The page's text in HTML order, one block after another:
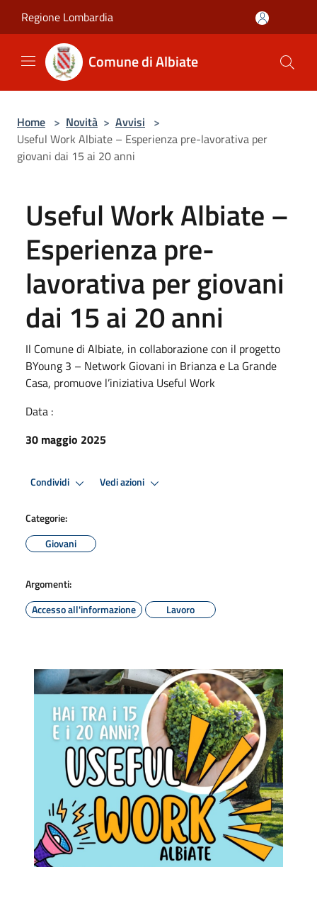
Regione Lombardia
Comune di Albiate
Home > Novità > Avvisi >
Useful Work Albiate – Esperienza pre-lavorativa per
giovani dai 15 ai 20 anni
Useful Work Albiate –
Esperienza pre-
lavorativa per giovani
dai 15 ai 20 anni
Il Comune di Albiate, in collaborazione con il progetto
BYoung 3 – Network Giovani in Brianza e La Grande
Casa, promuove l’iniziativa Useful Work
Data :
30 maggio 2025
Condividi Vedi azioni
Categorie:
Giovani
Argomenti:
Accesso all'informazione
Lavoro